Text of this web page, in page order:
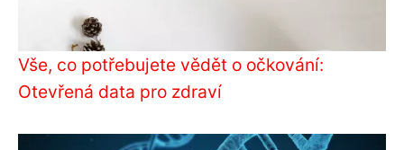
Vše, co potřebujete vědět o očkování:
Otevřená data pro zdraví